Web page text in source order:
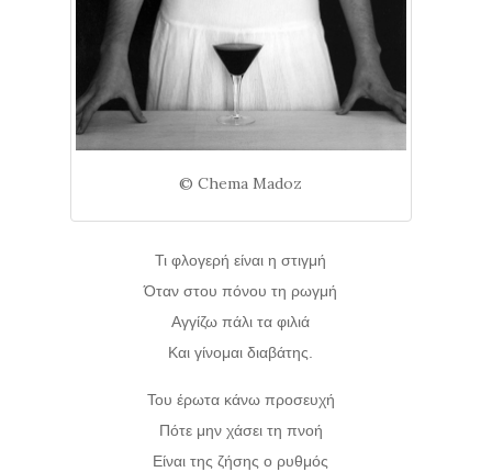
© Chema Madoz
Τι φλογερή είναι η στιγμή
Όταν στου πόνου τη ρωγμή
Αγγίζω πάλι τα φιλιά
Και γίνομαι διαβάτης.
Του έρωτα κάνω προσευχή
Πότε μην χάσει τη πνοή
Είναι της ζήσης ο ρυθμός